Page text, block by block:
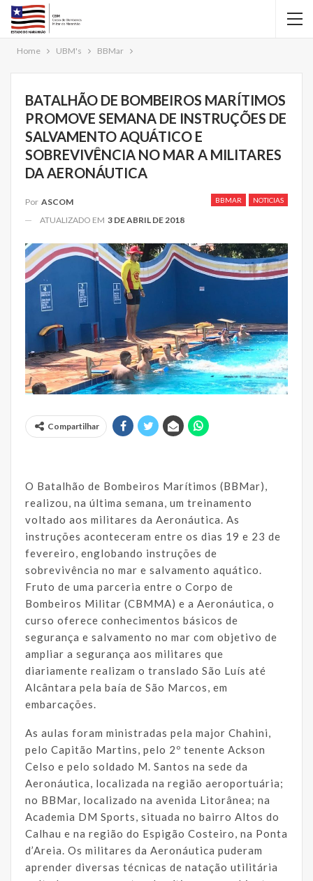
Home UBM's BBMar
BATALHÃO DE BOMBEIROS MARÍTIMOS
PROMOVE SEMANA DE INSTRUÇÕES DE
SALVAMENTO AQUÁTICO E
SOBREVIVÊNCIA NO MAR A MILITARES
DA AERONÁUTICA
BBMAR NOTICIAS
Por ASCOM
ATUALIZADO EM 3 DE ABRIL DE 2018
Compartilhar
O Batalhão de Bombeiros Marítimos (BBMar),
realizou, na última semana, um treinamento
voltado aos militares da Aeronáutica. As
instruções aconteceram entre os dias 19 e 23 de
fevereiro, englobando instruções de
sobrevivência no mar e salvamento aquático.
Fruto de uma parceria entre o Corpo de
Bombeiros Militar (CBMMA) e a Aeronáutica, o
curso oferece conhecimentos básicos de
segurança e salvamento no mar com objetivo de
ampliar a segurança aos militares que
diariamente realizam o translado São Luís até
Alcântara pela baía de São Marcos, em
embarcações.
As aulas foram ministradas pela major Chahini,
pelo Capitão Martins, pelo 2º tenente Ackson
Celso e pelo soldado M. Santos na sede da
Aeronáutica, localizada na região aeroportuária;
no BBMar, localizado na avenida Litorânea; na
Academia DM Sports, situada no bairro Altos do
Calhau e na região do Espigão Costeiro, na Ponta
d’Areia. Os militares da Aeronáutica puderam
aprender diversas técnicas de natação utilitária